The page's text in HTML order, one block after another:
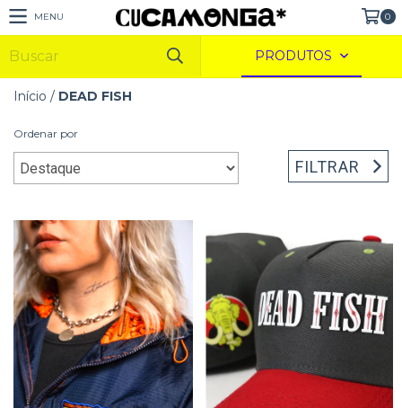
MENU 0
PRODUTOS
Início / DEAD FISH
Ordenar por
FILTRAR